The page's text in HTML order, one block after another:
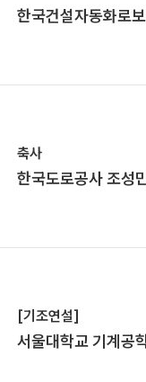
한국건설자동화로
축사
한국도로공사 조성
[기조연설]
서울대학교 기계공